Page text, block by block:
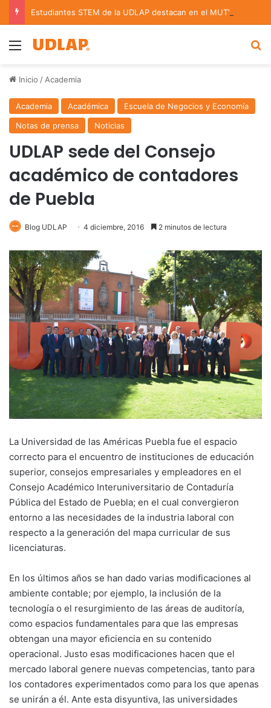
Menu
Inicio / Academia
Academia Académica
Escuela de Negocios y Economía
Notas de prensa
Noticias
UDLAP sede del Consejo
académico de contadores
de Puebla
Blog UDLAP 4 diciembre, 2016 2 minutos de lectura
La Universidad de las Américas Puebla fue el espacio
correcto para el encuentro de instituciones de educación
superior, consejos empresariales y empleadores en el
Consejo Académico Interuniversitario de Contaduría
Pública del Estado de Puebla; en el cual convergieron
entorno a las necesidades de la industria laboral con
respecto a la generación del mapa curricular de sus
licenciaturas.
En los últimos años se han dado varias modificaciones al
ambiente contable; por ejemplo, la inclusión de la
tecnología o el resurgimiento de las áreas de auditoría,
como espacios fundamentales para que las empresas
obtengan una mayor eficiencia en su contenido
operacional. Justo esas modificaciones hacen que el
mercado laboral genere nuevas competencias, tanto para
los contadores experimentados como para los que apenas
se unirán a él. Ante esta disyuntiva, las universidades